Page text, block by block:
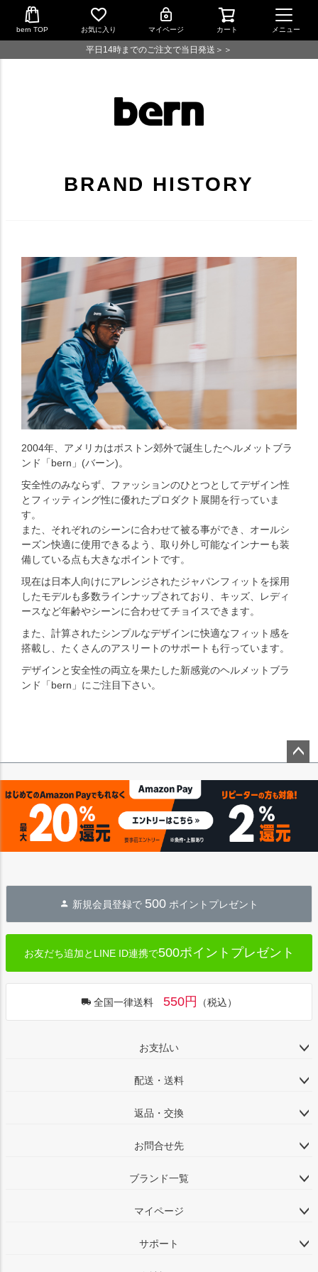
bern TOP お気に入り マイページ カート メニュー
平日14時までのご注文で当日発送＞＞
BRAND HISTORY
2004年、アメリカはボストン郊外で誕生したヘルメットブラ
ンド「bern」(バーン)。
安全性のみならず、ファッションのひとつとしてデザイン性
とフィッティング性に優れたプロダクト展開を行っていま
す。
また、それぞれのシーンに合わせて被る事ができ、オールシ
ーズン快適に使用できるよう、取り外し可能なインナーも装
備している点も大きなポイントです。
現在は日本人向けにアレンジされたジャパンフィットを採用
したモデルも多数ラインナップされており、キッズ、レディ
ースなど年齢やシーンに合わせてチョイスできます。
また、計算されたシンプルなデザインに快適なフィット感を
搭載し、たくさんのアスリートのサポートも行っています。
デザインと安全性の両立を果たした新感覚のヘルメットブラ
ンド「bern」にご注目下さい。
ップ
新規会員登録で 500 ポイントプレゼント
お友だち追加とLINE ID連携で500ポイントプレゼント
全国一律送料 550円 （税込）
お支払い
配送・送料
返品・交換
お問合せ先
ブランド一覧
マイページ
サポート